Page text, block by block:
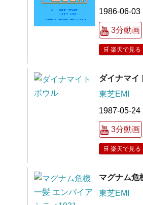
1986-06-03
3分動画
🛒 楽天で見る
ダイナマイ
東芝EMI
1987-05-24
3分動画
🛒 楽天で見る
マグナム危
東芝EMI